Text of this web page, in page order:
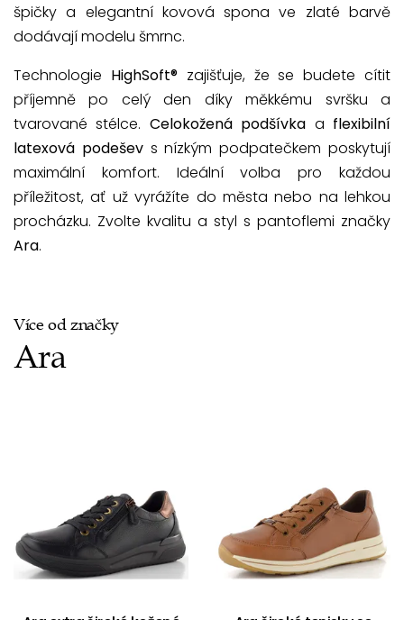
špičky a elegantní kovová spona ve zlaté barvě
dodávají modelu šmrnc.
Technologie HighSoft®zajišťuje, že se budete cítit
příjemně po celý den díky měkkému svršku a
tvarované stélce. Celokožená podšívka a flexibilní
latexová podeševs nízkým podpatečkem poskytují
maximální komfort. Ideální volba pro každou
příležitost, ať už vyrážíte do města nebo na lehkou
procházku. Zvolte kvalitu a styl s pantoflemi značky
Ara.
Více od značky
Ara